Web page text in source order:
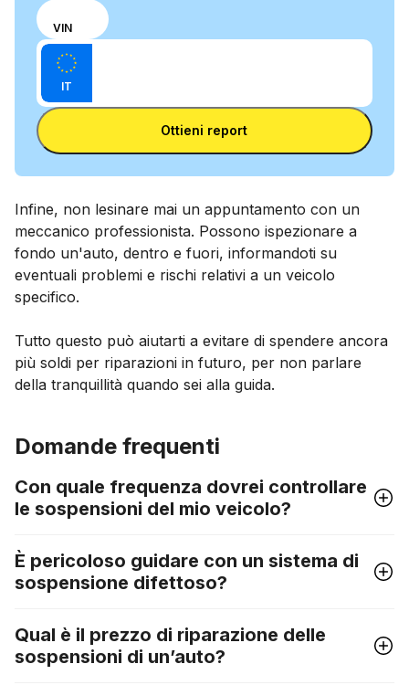
Scegli
se
inserire
numero
di telaio
o la
VIN
Inserisci il VIN
IT
Inserisci la targa
Ottieni report
Infine, non lesinare mai un appuntamento con un
meccanico professionista. Possono ispezionare a
fondo un'auto, dentro e fuori, informandoti su
eventuali problemi e rischi relativi a un veicolo
specifico.
Tutto questo può aiutarti a evitare di spendere ancora
più soldi per riparazioni in futuro, per non parlare
della tranquillità quando sei alla guida.
Domande frequenti
Con quale frequenza dovrei controllare
le sospensioni del mio veicolo?
È pericoloso guidare con un sistema di
sospensione difettoso?
Qual è il prezzo di riparazione delle
sospensioni di un’auto?